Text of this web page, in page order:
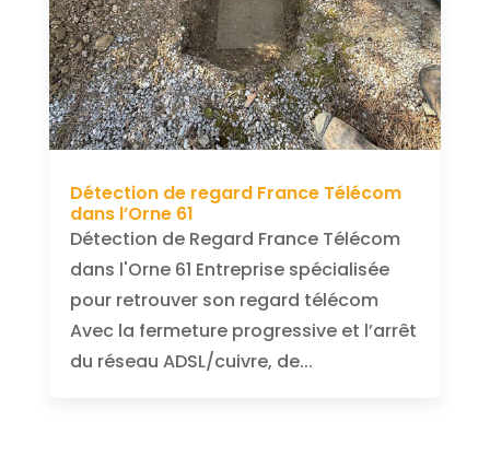
Détection de regard France Télécom
dans l’Orne 61
Détection de Regard France Télécom
dans l'Orne 61 Entreprise spécialisée
pour retrouver son regard télécom
Avec la fermeture progressive et l’arrêt
du réseau ADSL/cuivre, de...